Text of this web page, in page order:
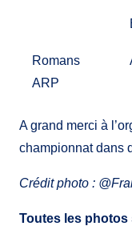
Romans
ARP
A grand merci à
championnat dans
Crédit photo :
Toutes les photos